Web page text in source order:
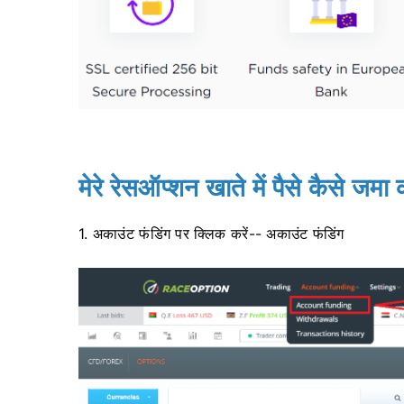
मेरे रेसऑप्शन खाते में पैसे कैसे जमा
1. अकाउंट फंडिंग पर क्लिक करें-- अकाउंट फंडिंग